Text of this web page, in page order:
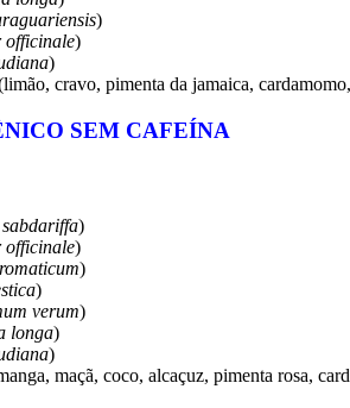
)
officinale)
)
cravo, pimenta da jamaica,
SEM CAFEÍNA
)
officinale)
)
)
verum)
longa)
)
maçã, coco, alcaçuz, pimenta rosa,